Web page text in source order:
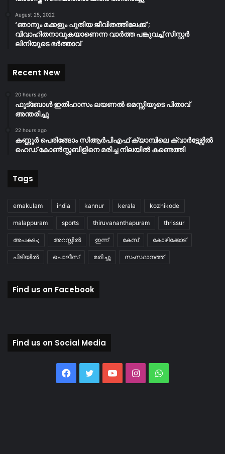
August 25, 2022
‘ഞാനും മക്കളും പുതിയ ജീവിതത്തിലേക്ക്’;
വിവാഹിതനാവുകയാണെന്ന വാർത്ത പങ്കുവച്ച് സിസ്റ്റർ
ലിനിയുടെ ഭർത്താവ്
Recent New
20 hours ago
ഫുട്ബോൾ ഇതിഹാസം ലയണൽ മെസ്സിയുടെ പിതാവ്
അന്തരിച്ചു
22 hours ago
കണ്ണൂർ പെരിങ്ങോം സിആർപിഎഫ് ക്യാമ്പിലെ ക്വാർട്ടേഴ്സിൽ
ഹെഡ് കോൺസ്റ്റബിളിനെ മരിച്ച നിലയിൽ കണ്ടെത്തി
Tags
ernakulam india kannur kerala kozhikode
malappuram sports thiruvananthapuram thrissur
അപകടം; അറസ്റ്റിൽ ഇന്ന് കേസ് കോഴിക്കോട്
പിടിയിൽ പൊലീസ് മരിച്ചു സംസ്ഥാനത്ത്
Find us on Facebook
Find us on Social Media
Facebook
TwitterYouTubeInstagramWhatsApp